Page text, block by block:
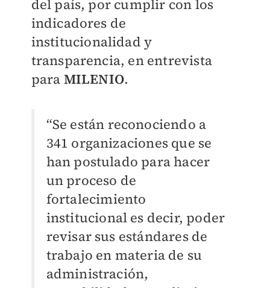
del país, por cumplir con los
indicadores de
institucionalidad y
transparencia, en entrevista
para MILENIO.
“Se están reconociendo a
341 organizaciones que se
han postulado para hacer
un proceso de
fortalecimiento
institucional es decir, poder
revisar sus estándares de
trabajo en materia de su
administración,